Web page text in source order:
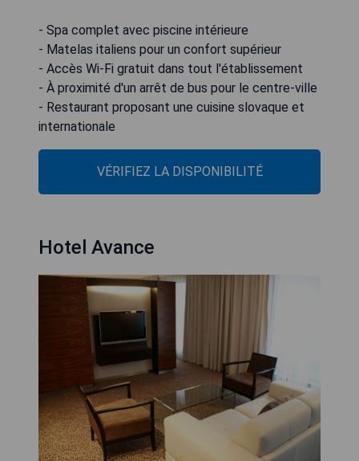
- Spa complet avec piscine intérieure
- Matelas italiens pour un confort supérieur
- Accès Wi-Fi gratuit dans tout l'établissement
- À proximité d'un arrêt de bus pour le centre-ville
- Restaurant proposant une cuisine slovaque et
internationale
VÉRIFIEZ LA DISPONIBILITÉ
Hotel Avance